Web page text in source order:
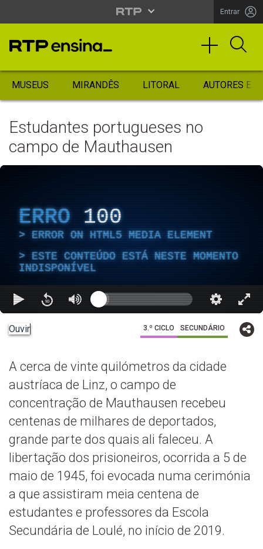
Entrar
MUSEUS MIRANDÊS LITORAL AUTORES
Estudantes portugueses no
campo de Mauthausen
ERRO 100
ERROR ON HTML5 MEDIA ELEMENT
ESTE CONTEÚDO ESTÁ NESTE MOMENTO
INDISPONÍVEL
Ouvir 3.º CICLO SECUNDÁRIO
A cerca de vinte quilómetros da cidade
austríaca de Linz, o campo de
concentração de Mauthausen recebeu
centenas de milhares de deportados,
grande parte dos quais ali faleceu. A
libertação dos prisioneiros, ocorrida a 5 de
maio de 1945, foi evocada numa cerimónia
a que assistiram meia centena de
estudantes e professores da Escola
Secundária de Loulé, no início de 2019.